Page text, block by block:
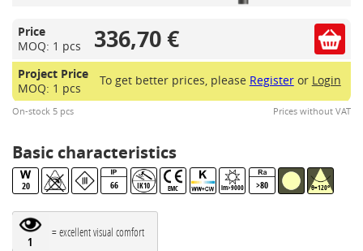
Price
MOQ: 1 pcs
336,70 €
Project Price
MOQ: 1 pcs
To get better prices, please Registeror Login
On-stock 5 pcs Prices without VAT
Basic characteristics
20 66 IK10 EMC lm>9000 >80 θ=120°
1
= excellent visual comfort